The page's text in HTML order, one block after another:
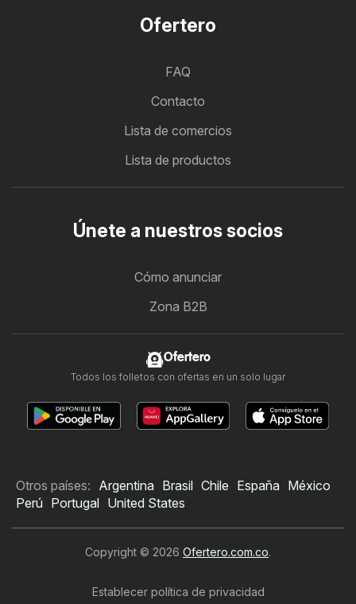
Ofertero
FAQ
Contacto
Lista de comercios
Lista de productos
Únete a nuestros socios
Cómo anunciar
Zona B2B
Ofertero
Todos los folletos con ofertas en un solo lugar
Otros países: Argentina Brasil Chile España México
Perú Portugal United States
Copyright © 2026 Ofertero.com.co.
Establecer política de privacidad